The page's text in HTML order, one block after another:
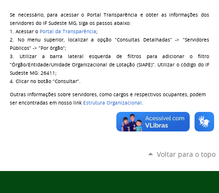
Se necessário, para acessar o Portal Transparência e obter as informações dos
servidores do IF Sudeste MG, siga os passos abaixo:
1. Acessar o Portal da Transparência;
2. No menu superior, localizar a opção “Consultas Detalhadas” -> “Servidores
Públicos” -> “Por órgão”;
3. Utilizar a barra lateral esquerda de filtros para adicionar o filtro
“Órgão/Entidade/Unidade Organizacional de Lotação (SIAPE)”. Utilizar o código do IF
Sudeste MG: 26411;
4. Clicar no botão “Consultar”.
Outras informações sobre servidores, como cargos e respectivos ocupantes, podem
ser encontradas em nosso link Estrutura Organizacional.
Voltar para o topo